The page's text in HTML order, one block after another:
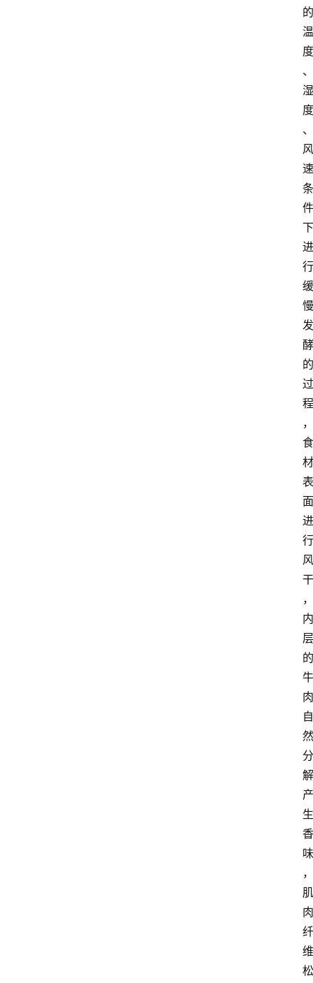
的
温
度
、
湿
度
、
风
速
条
件
下
进
行
缓
慢
发
酵
的
过
程
，
食
材
表
面
进
行
风
干
，
内
层
的
牛
肉
自
然
分
解
产
生
香
味
，
肌
肉
纤
维
松